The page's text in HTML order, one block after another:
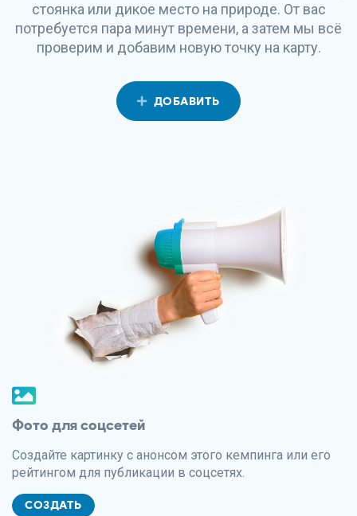
стоянка или дикое место на природе. От вас
потребуется пара минут времени, а затем мы всё
проверим и добавим новую точку на карту.
ДОБАВИТЬ
Фото для соцсетей
Создайте картинку с анонсом этого кемпинга или его
рейтингом для публикации в соцсетях.
СОЗДАТЬ